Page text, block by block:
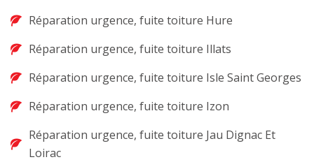
Réparation urgence, fuite toiture Hure
Réparation urgence, fuite toiture Illats
Réparation urgence, fuite toiture Isle Saint Georges
Réparation urgence, fuite toiture Izon
Réparation urgence, fuite toiture Jau Dignac Et
Loirac